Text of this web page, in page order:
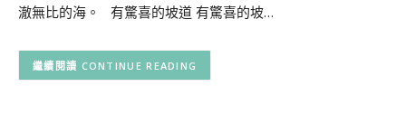
澈無比的海。 有驚喜的坡道 有驚喜的坡…
CONTINUE READING